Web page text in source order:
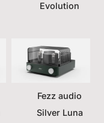
Evolution
Fezz audio
Silver Luna